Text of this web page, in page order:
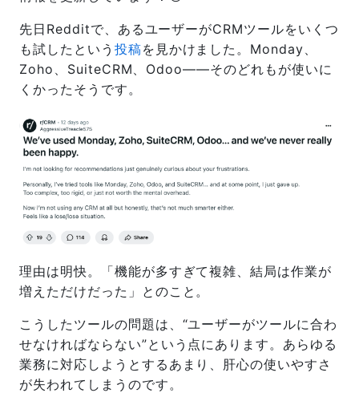
先日Redditで、あるユーザーがCRMツールをいくつ
も試したという 投稿を見かけました。Monday、
Zoho、SuiteCRM、Odoo——そのどれもが使いに
くかったそうです。
理由は明快。「機能が多すぎて複雑、結局は作業が
増えただけだった」とのこと。
こうしたツールの問題は、“ユーザーがツールに合わ
せなければならない”という点にあります。あらゆる
業務に対応しようとするあまり、肝心の使いやすさ
が失われてしまうのです。